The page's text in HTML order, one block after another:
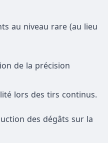
au niveau rare (au lieu
de la précision
lors des tirs continus.
des dégâts sur la